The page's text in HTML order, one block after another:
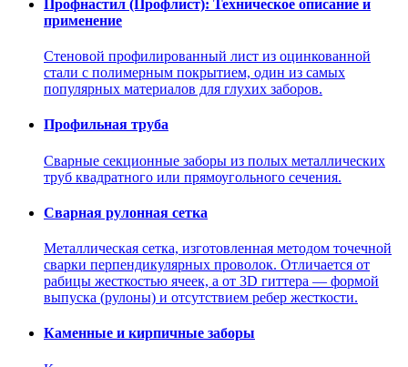
Профнастил (Профлист): Техническое описание и
применение
Стеновой профилированный лист из оцинкованной
стали с полимерным покрытием, один из самых
популярных материалов для глухих заборов.
Профильная труба
Сварные секционные заборы из полых металлических
труб квадратного или прямоугольного сечения.
Сварная рулонная сетка
Металлическая сетка, изготовленная методом точечной
сварки перпендикулярных проволок. Отличается от
рабицы жесткостью ячеек, а от 3D гиттера — формой
выпуска (рулоны) и отсутствием ребер жесткости.
Каменные и кирпичные заборы